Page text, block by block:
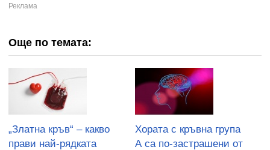
Още по темата:
„Златна кръв“ – какво
прави най-рядката
Хората с кръвна група
А са по-застрашени от